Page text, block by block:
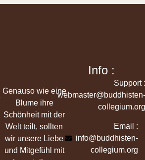
Genauso wie eine
Blume ihre
Schönheit mit der
Welt teilt, sollten
wir unsere Liebe
und Mitgefühl mit
Info :
Support :
webmaster@buddhisten-
collegium.org
Email :
info@buddhisten-
collegium.org